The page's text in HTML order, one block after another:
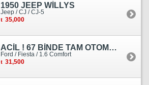
1950 JEEP WİLLYS
Jeep / CJ / CJ-5
35,000
ACİL ! 67 BİNDE TAM OTOMATİK FORD FİESTA
Ford / Fiesta / 1.6 Comfort
31,500